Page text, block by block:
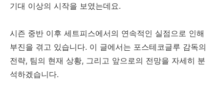
기대 이상의 시작을 보였는데요.
시즌 중반 이후 세트피스에서의 연속적인 실점으로 인해
부진을 겪고 있습니다. 이 글에서는 포스테코글루 감독의
전략, 팀의 현재 상황, 그리고 앞으로의 전망을 자세히 분
석하겠습니다.